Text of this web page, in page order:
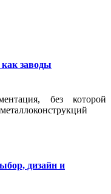
заводы
без которой
дизайн и